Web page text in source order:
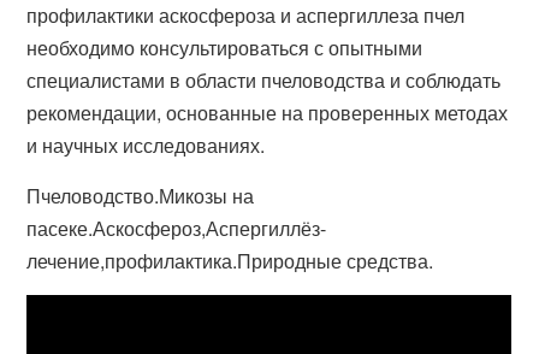
профилактики аскосфероза и аспергиллеза пчел
необходимо консультироваться с опытными
специалистами в области пчеловодства и соблюдать
рекомендации, основанные на проверенных методах
и научных исследованиях.
Пчеловодство.Микозы на
пасеке.Аскосфероз,Аспергиллёз-
лечение,профилактика.Природные средства.